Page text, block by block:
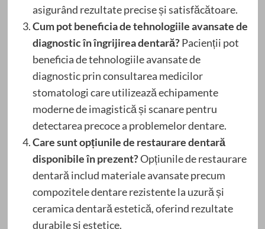
asigurând rezultate precise și satisfăcătoare.
Cum pot beneficia de tehnologiile avansate de
diagnostic în îngrijirea dentară?Pacienții pot
beneficia de tehnologiile avansate de
diagnostic prin consultarea medicilor
stomatologi care utilizează echipamente
moderne de imagistică și scanare pentru
detectarea precoce a problemelor dentare.
Care sunt opțiunile de restaurare dentară
disponibile în prezent?Opțiunile de restaurare
dentară includ materiale avansate precum
compozitele dentare rezistente la uzură și
ceramica dentară estetică, oferind rezultate
durabile și estetice.